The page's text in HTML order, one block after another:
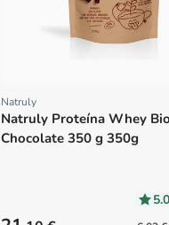
Proveedor:
Natruly
Natruly Proteína Whey
Chocolate 350 g 350g